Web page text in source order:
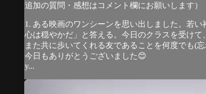
追加の質問・感想はコメント欄にお願いします）
1. ある映画のワンシーンを思い出しました。若
心は穏やかだ」と答える。今日のクラスを受け
また共に歩いてくれる友であることを何度でも(
今日もありがとうございました😊
y...